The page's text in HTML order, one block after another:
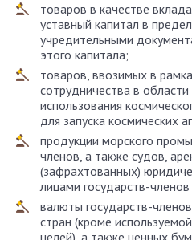
товаров в качестве
уставный капитал в
учредительными
этого капитала;
товаров, ввозимых в
сотрудничества в
использования
для запуска космических
продукции морского
членов, а также судов,
(зафрахтованных)
лицами государств-
валюты государств-
стран (кроме